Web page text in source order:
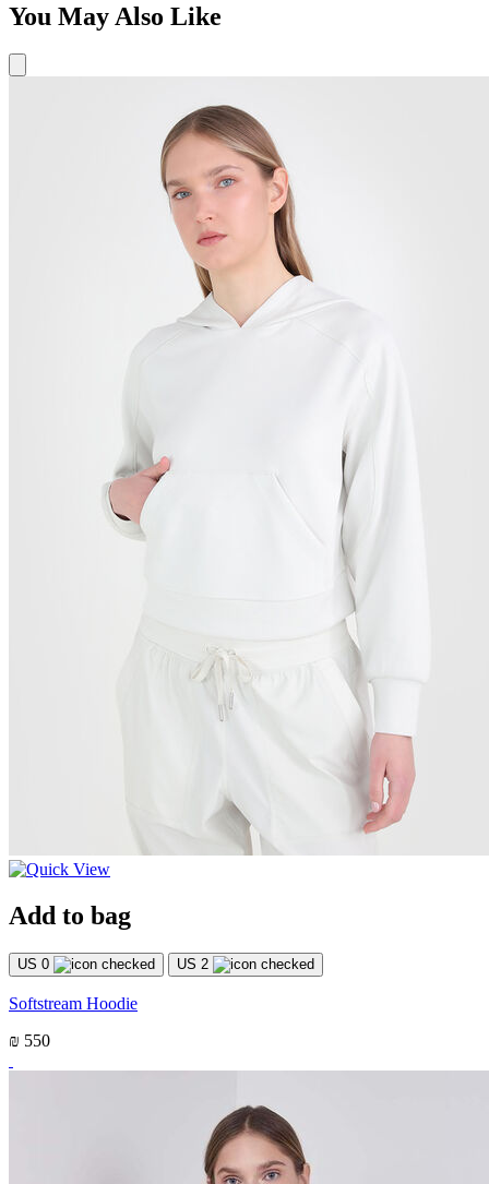
You May Also Like
Add to bag
US 0 US 2
Softstream Hoodie
₪ 550